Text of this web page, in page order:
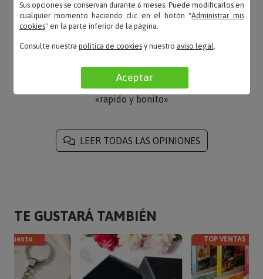
Lidia – 13/06/2021
«BIEN GRAVADO»
Lopez – 10/06/2021
«rapido y bonito»
LEER TODAS LAS OPINIONES
TE GUSTARÁ TAMBIÉN
TOP VENTAS
Sus opciones se conservan durante 6 meses. Puede modificarlos en
cualquier momento haciendo clic en el botón "Administrar mis
cookies" en la parte inferior de la página.
Consulte nuestra política de cookiesy nuestro aviso legal.
Aceptar